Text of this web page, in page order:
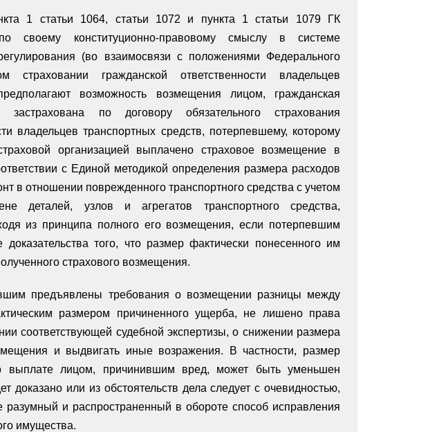
1 статьи 1064, статьи 1072 и пункта 1 статьи 1079 ГК
своему конституционно-правовому смыслу в системе
(во взаимосвязи с положениями Федерального
страховании гражданской ответственности владельцев
возможность возмещения лицом, гражданская
застрахована по договору обязательного страхования
владельцев транспортных средств, потерпевшему, которому
организацией выплачено страховое возмещение в
с Единой методикой определения размера расходов
в отношении поврежденного транспортного средства с учетом
деталей, узлов и агрегатов транспортного средства,
из принципа полного его возмещения, если потерпевшим
того, что размер фактически понесенного им
страхового возмещения.
предъявлены требования о возмещении разницы между
размером причиненного ущерба, не лишено права
соответствующей судебной экспертизы, о снижении размера
и выдвигать иные возражения. В частности, размер
выплате лицом, причинившим вред, может быть уменьшен
доказано или из обстоятельств дела следует с очевидностью,
разумный и распространенный в обороте способ исправления
имущества.